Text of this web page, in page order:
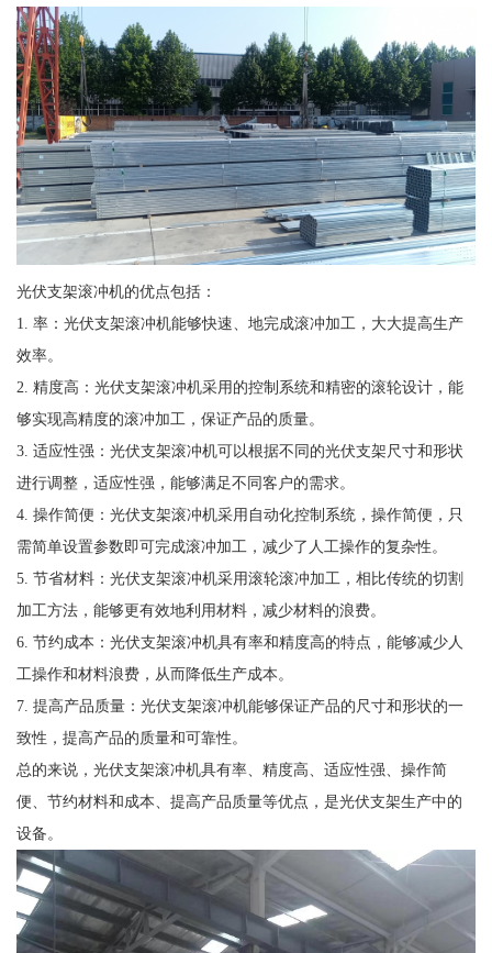
光伏支架滚冲机的优点包括：
1. 率：光伏支架滚冲机能够快速、地完成滚冲加工，大大提高生产
效率。
2. 精度高：光伏支架滚冲机采用的控制系统和精密的滚轮设计，能
够实现高精度的滚冲加工，保证产品的质量。
3. 适应性强：光伏支架滚冲机可以根据不同的光伏支架尺寸和形状
进行调整，适应性强，能够满足不同客户的需求。
4. 操作简便：光伏支架滚冲机采用自动化控制系统，操作简便，只
需简单设置参数即可完成滚冲加工，减少了人工操作的复杂性。
5. 节省材料：光伏支架滚冲机采用滚轮滚冲加工，相比传统的切割
加工方法，能够更有效地利用材料，减少材料的浪费。
6. 节约成本：光伏支架滚冲机具有率和精度高的特点，能够减少人
工操作和材料浪费，从而降低生产成本。
7. 提高产品质量：光伏支架滚冲机能够保证产品的尺寸和形状的一
致性，提高产品的质量和可靠性。
总的来说，光伏支架滚冲机具有率、精度高、适应性强、操作简
便、节约材料和成本、提高产品质量等优点，是光伏支架生产中的
设备。